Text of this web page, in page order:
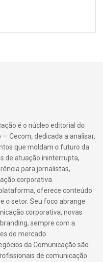
é o núcleo editorial do
Cecom, dedicada a analisar,
que moldam o futuro da
de atuação ininterrupta,
para jornalistas,
corporativa.
oferece conteúdo
o setor. Seu foco abrange
corporativa, novas
sempre com a
do mercado.
da Comunicação são
de comunicação